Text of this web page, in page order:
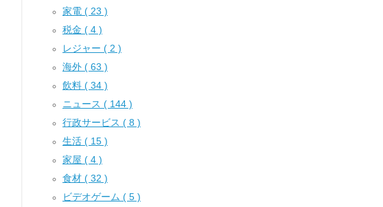
家電 ( 23 )
税金 ( 4 )
レジャー ( 2 )
海外 ( 63 )
飲料 ( 34 )
ニュース ( 144 )
行政サービス ( 8 )
生活 ( 15 )
家屋 ( 4 )
食材 ( 32 )
ビデオゲーム ( 5 )